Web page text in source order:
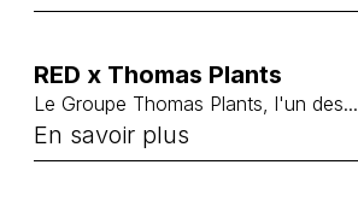
RED x Thomas Plants
Le Groupe Thomas Plants, l'un des...
En savoir plus